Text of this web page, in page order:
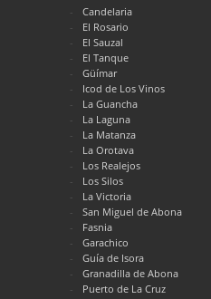
Candelaria
El Rosario
El Sauzal
El Tanque
Güímar
Icod de Los Vinos
La Guancha
La Laguna
La Matanza
La Orotava
Los Realejos
Los Silos
La Victoria
San Miguel de Abona
Fasnia
Garachico
Guía de Isora
Granadilla de Abona
Puerto de La Cruz